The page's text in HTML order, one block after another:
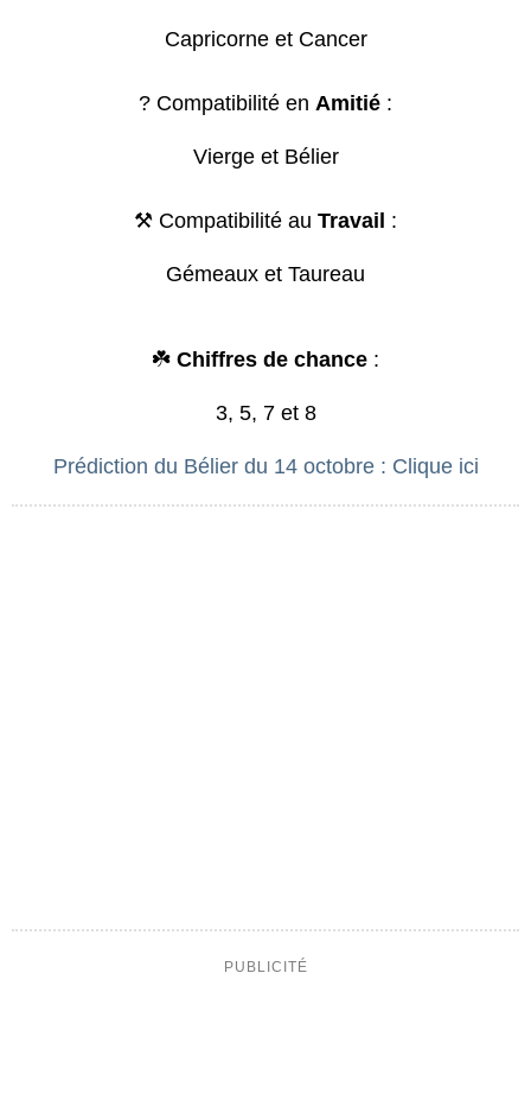
Capricorne et Cancer
? Compatibilité en Amitié :
Vierge et Bélier
⚒️ Compatibilité au Travail :
Gémeaux et Taureau
☘️ Chiffres de chance :
3, 5, 7 et 8
Prédiction du Bélier du 14 octobre : Clique ici